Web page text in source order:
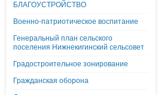
БЛАГОУСТРОЙСТВО
Военно-патриотическое воспитание
Генеральный план сельского
поселения Нижнекигинский сельсовет
Градостроительное зонирование
Гражданская оборона